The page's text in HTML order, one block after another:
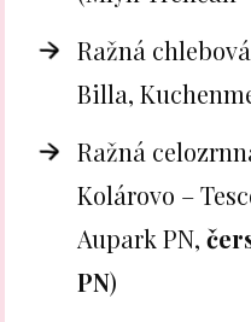
Ražná
Billa,
Ražná
Kolárovo –
Aupark PN,
PN)